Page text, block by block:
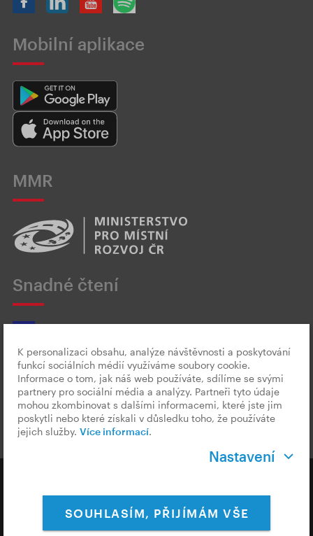
Mobilní aplikace
MMR
Snadné čtení
Český znakový jazyk
Ochrana osobních údajů
Cookies & Měření
K personalizaci obsahu, analýze návštěvnosti a poskytování
funkcí sociálních médií využíváme soubory cookie.
Informace o tom, jak náš web používáte, sdílíme se svými
partnery pro sociální média a analýzy. Partneři tyto údaje
mohou zkombinovat s dalšími informacemi, které jste jim
poskytli nebo které získali v důsledku toho, že používáte
jejich služby. Více informací.
Nastavení
SOUHLASÍM, PŘIJÍMÁM VŠE